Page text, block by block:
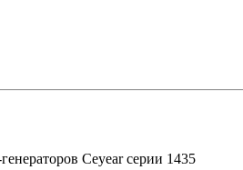
Ceyear серии 1435